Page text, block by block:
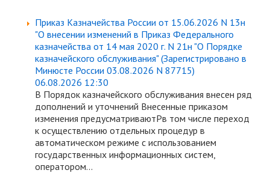
Приказ Казначейства России от 15.06.2026 N 13н
"О внесении изменений в Приказ Федерального
казначейства от 14 мая 2020 г. N 21н "О Порядке
казначейского обслуживания" (Зарегистрировано в
Минюсте России 03.08.2026 N 87715)
06.08.2026 12:30
В Порядок казначейского обслуживания внесен ряд
дополнений и уточнений Внесенные приказом
изменения предусматриваютPв том числе переход
к осуществлению отдельных процедур в
автоматическом режиме с использованием
государственных информационных систем,
оператором...